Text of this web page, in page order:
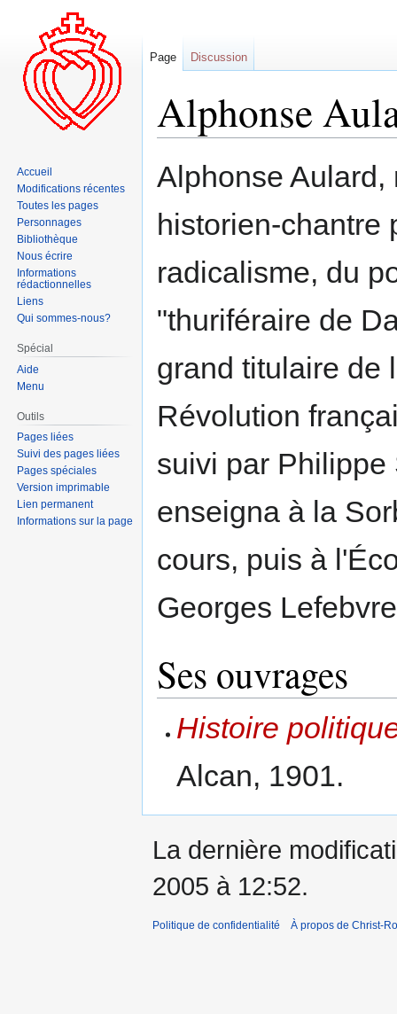
Alphonse
Aller
à
navigation
Aller
à
recherche
Alphonse
historien-chantre
radicalisme, du
"thuriféraire de
grand titulaire de
Révolution
suivi par
enseigna à la
cours, puis à
Georges
Ses ouvrages
Histoire
Alcan, 1901.
Page Discussion
Accueil
Modifications récentes
Toutes les pages
Personnages
Bibliothèque
Nous écrire
Informations
rédactionnelles
Liens
Qui sommes-nous?
Spécial
Aide
Menu
Outils
Pages liées
Suivi des pages liées
Pages spéciales
Version imprimable
Lien permanent
Informations sur la page
La dernière
2005 à 12:52.
Politique de confidentialité À propos de Christ-